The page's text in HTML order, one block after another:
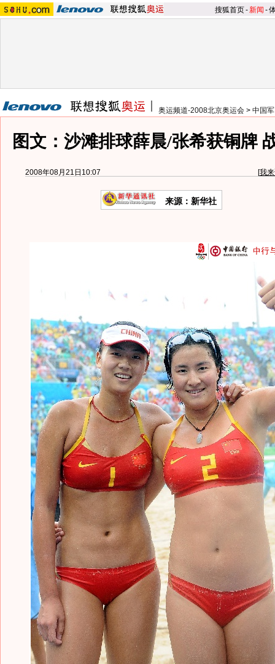
搜狐首页-新闻 -
奥运频道-2008北京奥运会 > 中国
图文：沙滩排球薛晨/张希获铜牌
2008年08月21日10:07 [我
来源：新华社